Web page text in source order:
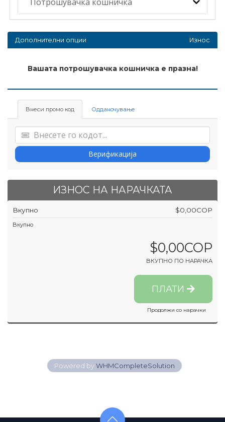
Дополнителни опции Износ
Вашата потрошувачка кошничка е празна!
Внеси промо код Одданочување
Верификација
ИЗНОС НА НАРАЧКАТА
Вкупно $0,00COP
Вкупно
$0,00COP
ВКУПНО ПО НАРАЧКА
ПЛАТИ
Продолжи со нарачки
Powered byWHMCompleteSolution